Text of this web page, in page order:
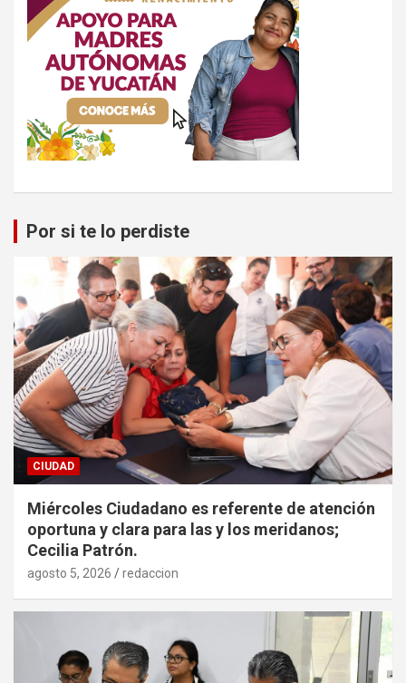
Por si te lo perdiste
CIUDAD
Miércoles Ciudadano es referente de atención
oportuna y clara para las y los meridanos;
Cecilia Patrón.
agosto 5, 2026 redaccion